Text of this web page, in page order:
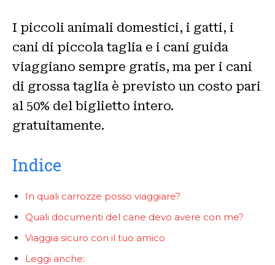
I piccoli animali domestici, i gatti, i
cani di piccola taglia e i cani guida
viaggiano sempre gratis, ma per i cani
di grossa taglia è previsto un costo pari
al 50% del biglietto intero.
gratuitamente.
Indice
In quali carrozze posso viaggiare?
Quali documenti del cane devo avere con me?
Viaggia sicuro con il tuo amico
Leggi anche: